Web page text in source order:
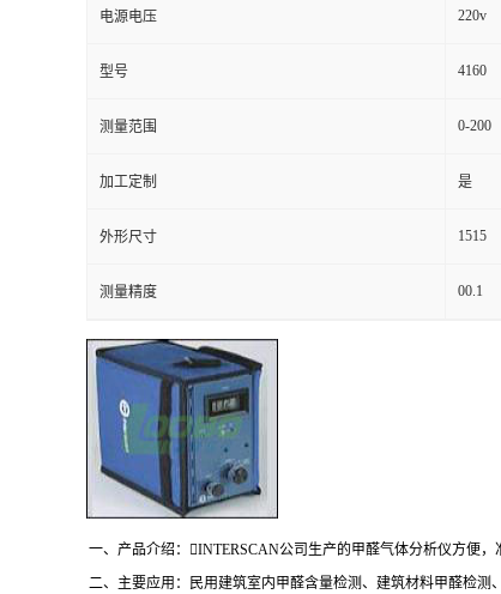
电源电压 220v
型号 4160
测量范围 0-200
加工定制 是
外形尺寸 1515
测量精度 00.1
一、产品介绍：INTERSCAN公司生产的甲醛气体分析仪方便，
二、主要应用：民用建筑室内甲醛含量检测、建筑材料甲醛检测